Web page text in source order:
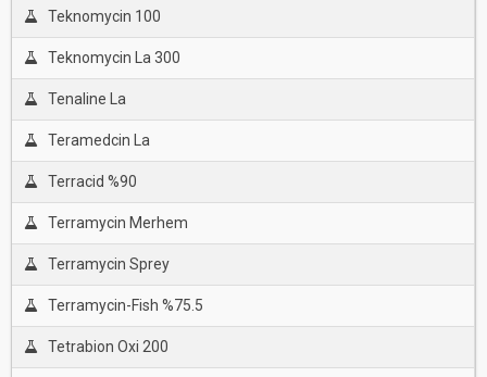
Teknomycin 100
Teknomycin La 300
Tenaline La
Teramedcin La
Terracid %90
Terramycin Merhem
Terramycin Sprey
Terramycin-Fish %75.5
Tetrabion Oxi 200